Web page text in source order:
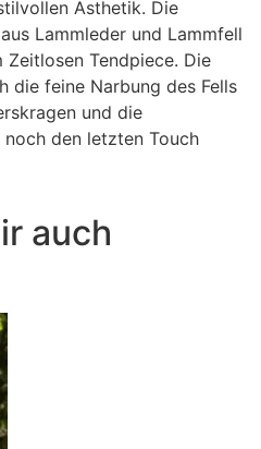
Ästhetik. Die
Lammleder und Lammfell
Tendpiece. Die
die feine Narbung des Fells
und die
den letzten Touch
auch